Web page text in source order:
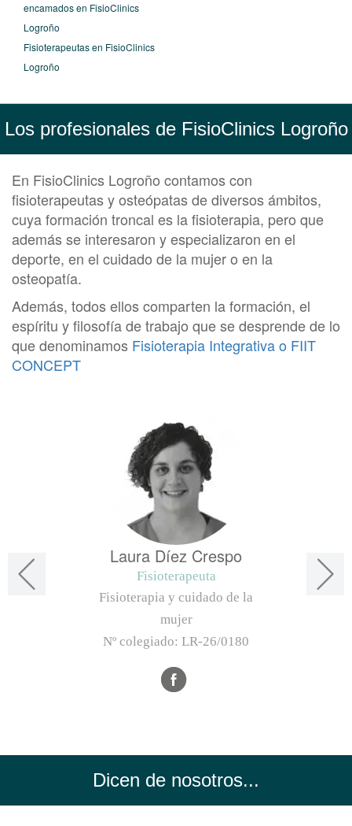
encamados en FisioClinics
Logroño
Fisioterapeutas en FisioClinics
Logroño
Los profesionales de FisioClinics Logroño
En FisioClinics Logroño contamos con
fisioterapeutas y osteópatas de diversos ámbitos,
cuya formación troncal es la fisioterapia, pero que
además se interesaron y especializaron en el
deporte, en el cuidado de la mujer o en la
osteopatía.
Además, todos ellos comparten la formación, el
espíritu y filosofía de trabajo que se desprende de lo
que denominamos Fisioterapia Integrativa o FIIT
CONCEPT
Laura Díez Crespo
Fisioterapeuta
Fisioterapia y cuidado de la
mujer
Nº colegiado: LR-26/0180
Dicen de nosotros...